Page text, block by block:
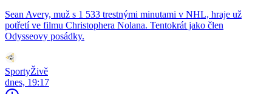
Sean Avery, muž s 1 533 trestnými minutami v NHL, hraje už
potřetí ve filmu Christophera Nolana. Tentokrát jako člen
Odysseovy posádky.
SportyŽivě
dnes, 19:17